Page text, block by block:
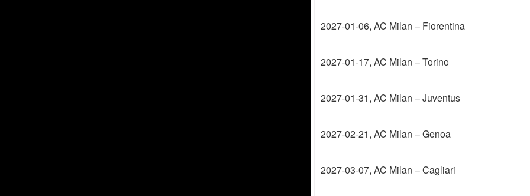
2027-01-06, AC Milan – Fiorentina
2027-01-17, AC Milan – Torino
2027-01-31, AC Milan – Juventus
2027-02-21, AC Milan – Genoa
2027-03-07, AC Milan – Cagliari